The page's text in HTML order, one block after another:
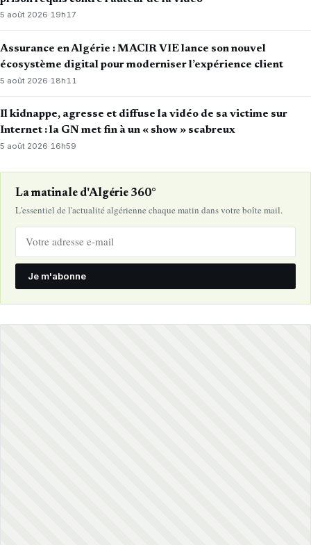
5 août 2026·19h17
Assurance en Algérie : MACIR VIE lance son nouvel
écosystème digital pour moderniser l’expérience client
5 août 2026· 18h11
Il kidnappe, agresse et diffuse la vidéo de sa victime sur
Internet : la GN met fin à un « show » scabreux
5 août 2026·16h59
La matinale d'Algérie 360°
L'essentiel de l'actualité algérienne chaque matin dans votre boîte mail.
Je m'abonne